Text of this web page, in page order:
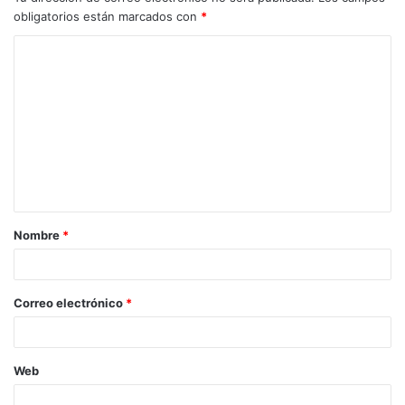
obligatorios están marcados con *
Nombre *
Correo electrónico *
Web